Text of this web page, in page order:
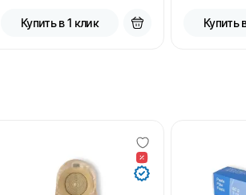
Купить в 1 клик Купить